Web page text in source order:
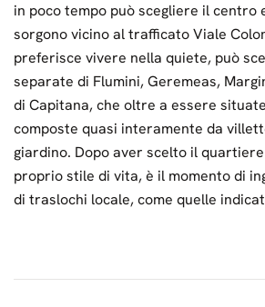
in poco tempo può scegliere il centro
sorgono vicino al trafficato Viale
preferisce vivere nella quiete, può
separate di Flumini, Geremeas,
di Capitana, che oltre a essere
composte quasi interamente da
giardino. Dopo aver scelto il
proprio stile di vita, è il momento di
di traslochi locale, come quelle